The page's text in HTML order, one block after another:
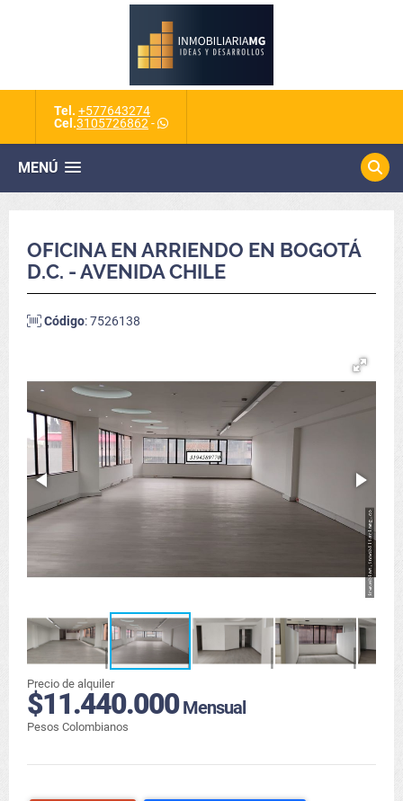
Tel. +577643274
Cel.3105726862 -
MENÚ
OFICINA EN ARRIENDO EN BOGOTÁ
D.C. - AVENIDA CHILE
Código: 7526138
Precio de alquiler
$11.440.000Mensual
Pesos Colombianos